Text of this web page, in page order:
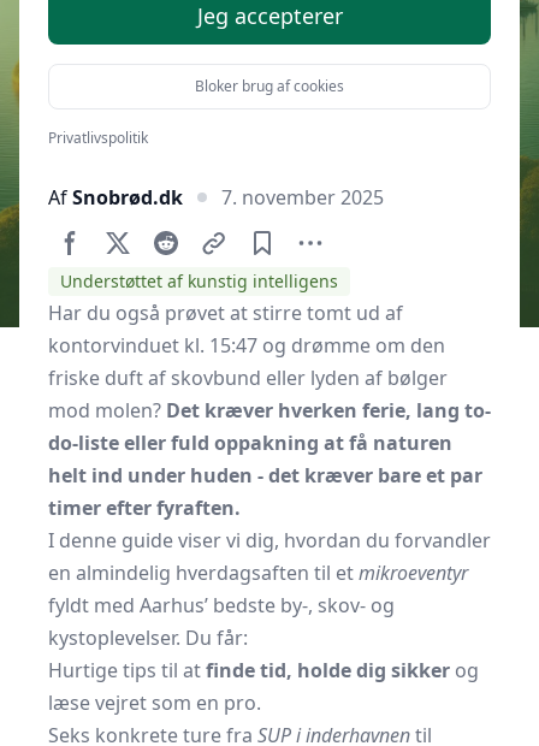
AfSnobrød.dk 7. november 2025
Understøttet af kunstig intelligens
Har du også prøvet at stirre tomt ud af
kontorvinduet kl. 15:47 og drømme om den
friske duft af skovbund eller lyden af bølger
mod molen? Det kræver hverken ferie, lang to-
do-liste eller fuld oppakning at få naturen
helt ind under huden - det kræver bare et par
timer efter fyraften.
I denne guide viser vi dig, hvordan du forvandler
en almindelig hverdagsaften til etmikroeventyr
fyldt med Aarhus’ bedste by-, skov- og
kystoplevelser. Du får:
Hurtige tips til atfinde tid, holde dig sikker og
læse vejret som en pro.
Seks konkrete ture fra SUP i inderhavnentil
Jeg accepterer
Bloker brug af cookies
Privatlivspolitik